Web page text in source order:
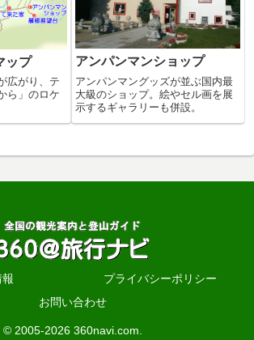
ップ
広がり、テ
ら」のロケ
アンパンマンショップ
アンパンマングッズが並ぶ国内最
大級のショップ。絵やセル画を展
示するギャラリーも併設。
プライバシーポリシー
お問い合わせ
© 2005-2026 360navi.com.